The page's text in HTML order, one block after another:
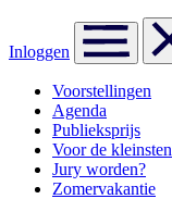
Inloggen
Voorstellingen
Agenda
Publieksprijs
Voor de kleinsten
Jury worden?
Zomervakantie